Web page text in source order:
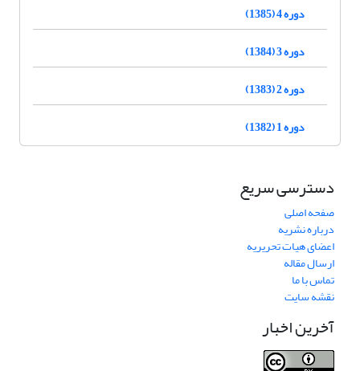
دوره 4 (1385)
دوره 3 (1384)
دوره 2 (1383)
دوره 1 (1382)
دسترسی سریع
صفحه اصلی
درباره نشریه
اعضای هیات تحریریه
ارسال مقاله
تماس با ما
نقشه سایت
آخرین اخبار